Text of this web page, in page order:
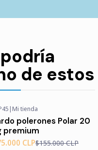
de estos
-52%
| Mi tienda
polerones Polar 20
premium
CLP$155.000 CLP